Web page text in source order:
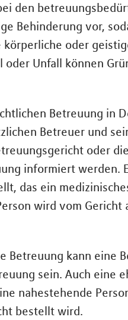
den
Behinderung vor,
oder
oder Unfall können
Betreuung in
Betreuer und
oder
informiert werden.
das ein
wird vom
Betreuung kann eine
sein. Auch eine
nahestehende
bestellt wird.